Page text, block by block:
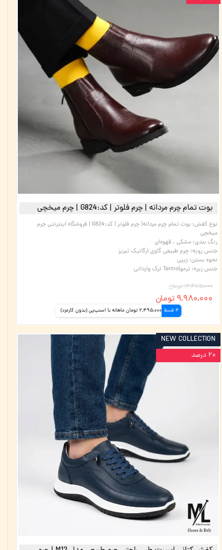
بوت تمام چرم مردانه | چرم فلوتر | کد:G824 | چرم میخچی
نوع کفش:
بوت تمام چرم مردانه| چرم فلوتر | کد:G824 | فروشگاه اینترنتی چرم
میخچی
رنگ بندی: مشکی ، قهوه‌ای
جنس رویه: چرم طبیعی گاوی ارگانیک تبریز
نحوه بستن: زیپی
جنس زیره: ترمو|Termo ترک وارداتی
۱۲,۴۷۵,۰۰۰ تومان
۹,۹۸۰,۰۰۰ تومان
4 قسط 2,495,000 تومان ماهانه با اسنپ‌پی (بدون کارمزد)
NEW COLLECTION
۲۰ درصد